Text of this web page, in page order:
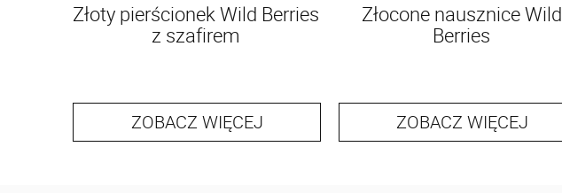
Złoty pierścionek Wild Berries
z szafirem
ZOBACZ WIĘCEJ
Złocone nausznice Wild
Berries
ZOBACZ WIĘCEJ